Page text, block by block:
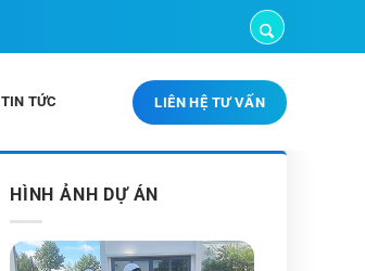
TIN TỨC LIÊN HỆ TƯ VẤN
HÌNH ẢNH DỰ ÁN